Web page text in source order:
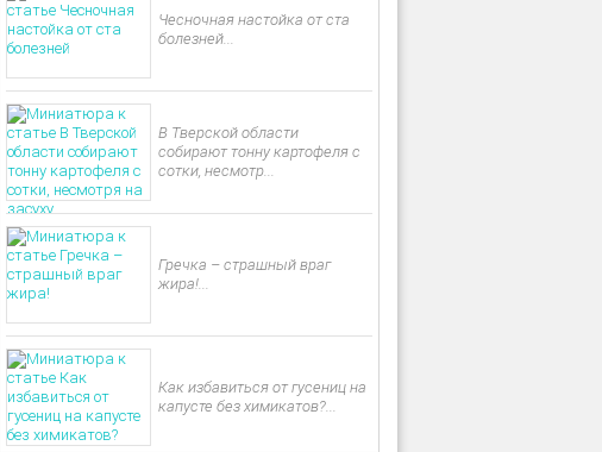
Чесночная настойка от ста
болезней...
В Тверской области
собирают тонну картофеля с
сотки, несмотр...
Гречка – страшный враг
жира!...
Как избавиться от гусениц на
капусте без химикатов?...